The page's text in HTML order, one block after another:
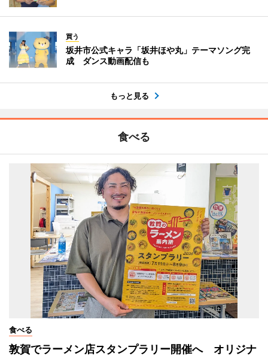
買う
坂井市公式キャラ「坂井ほや丸」テーマソング完
成 ダンス動画配信も
もっと見る
食べる
食べる
敦賀でラーメン店スタンプラリー開催へ オリジナ